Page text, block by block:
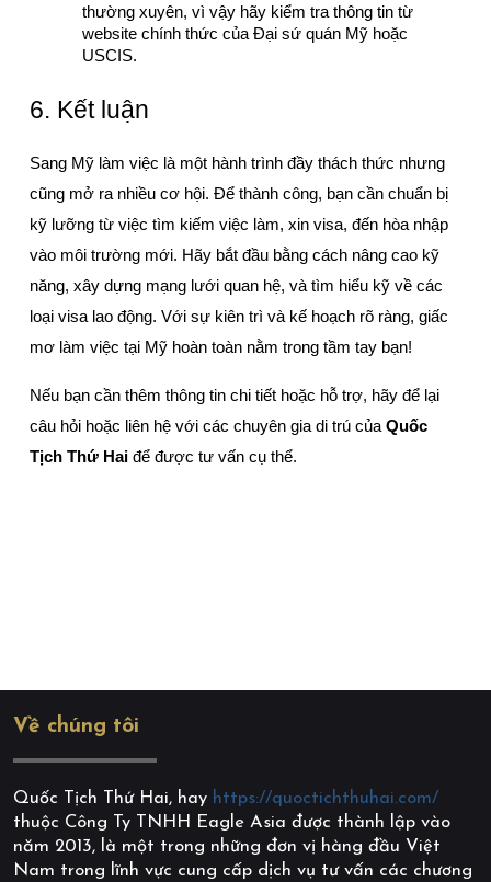
thường xuyên, vì vậy hãy kiểm tra thông tin từ
website chính thức của Đại sứ quán Mỹ hoặc
USCIS.
6. Kết luận
Sang Mỹ làm việc là một hành trình đầy thách thức nhưng
cũng mở ra nhiều cơ hội. Để thành công, bạn cần chuẩn bị
kỹ lưỡng từ việc tìm kiếm việc làm, xin visa, đến hòa nhập
vào môi trường mới. Hãy bắt đầu bằng cách nâng cao kỹ
năng, xây dựng mạng lưới quan hệ, và tìm hiểu kỹ về các
loại visa lao động. Với sự kiên trì và kế hoạch rõ ràng, giấc
mơ làm việc tại Mỹ hoàn toàn nằm trong tầm tay bạn!
Nếu bạn cần thêm thông tin chi tiết hoặc hỗ trợ, hãy để lại
câu hỏi hoặc liên hệ với các chuyên gia di trú của Quốc
Tịch Thứ Hai để được tư vấn cụ thể.
Về chúng tôi
Quốc Tịch Thứ Hai, hay https://quoctichthuhai.com/
thuộc Công Ty TNHH Eagle Asia được thành lập vào
năm 2013, là một trong những đơn vị hàng đầu Việt
Nam trong lĩnh vực cung cấp dịch vụ tư vấn các chương